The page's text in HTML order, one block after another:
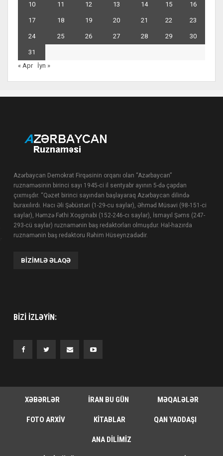
10 11 12 13 14 15 16
17 18 19 20 21 22 23
24 25 26 27 28 29 30
31
« Apr
İyn »
Azərbaycan Demokrat Firqəsinin orqanı olan “Azərbaycan”
ruznaməsinin birinci sayı 1945-ci il sentyabr ayının 5-də çapdan
çıxmışdır. “Qəzet birinci sayından başlayaraq Azərbaycan dilində
buraxılırdı. Hacı Əli Şəbüstəri (1-29-cu saylar), Əhməd Müsəvi (98-151-ci
saylar), Həmzə Fəthi Xoşginabi (152-246-cı saylar), İsmayıl Şəms (247-
293-cü saylar) ruznamənin baş redaktorları olmuşdur. Hal-hazırda
ruznamənin baş redaktoru Rəhim Hüseynzadədir.
BIZIMLƏ ƏLAQƏ
BIZI IZLƏYIN:
XƏBƏRLƏR İRAN BU GÜN MƏQALƏLƏR
FOTO ARXIV KITABLAR QAN YADDAŞI
ANA DILIMIZ